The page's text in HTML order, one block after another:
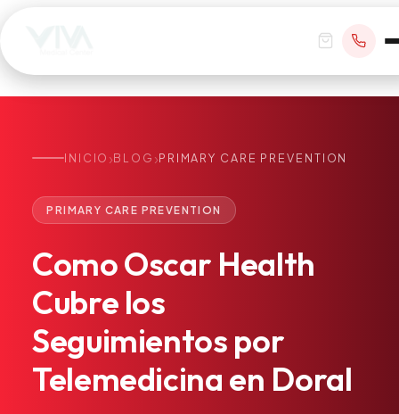
Atención Primaria
Atención el Mismo Día
Medicina Interna
Psiquiatría
Telemedicina
RESERVAR CITA
+1 305 209 0001
office@vivamedicalcenter.com
Lun–Vie 8:30AM–4:30PM · Sáb con cita
INICIO ›BLOG ›PRIMARY CARE PREVENTION
PRIMARY CARE PREVENTION
ComoOscar Health
Cubre los
Seguimientos por
Telemedicina en Doral